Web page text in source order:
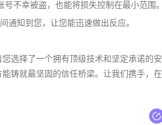
不幸被盗，也能将损失控制在最小范围。
通知到您，让您能迅速做出反应。
选择了一个拥有顶级技术和坚定承诺的安
铸就最坚固的信任桥梁。让我们携手，在